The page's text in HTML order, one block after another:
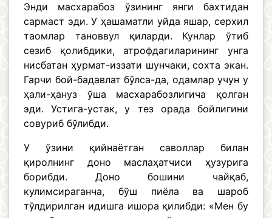
Энди масхарабоз ўзининг янги бахтидан
сармаст эди. У ҳашаматли уйда яшар, серхил
таомлар тановвул қиларди. Кунлар ўтиб
сезиб қолибдики, атрофдагиларининг унга
нисбатан ҳурмат-иззати шунчаки, сохта экан.
Гарчи бой-бадавлат бўлса-да, одамлар учун у
ҳали-ҳануз ўша масхарабозлигича қолган
эди. Устига-устак, у тез орада бойлигини
совуриб бўлибди.
У ўзини қийнаётган саволлар билан
қиролнинг доно маслаҳатчиси ҳузурига
борибди. Доно бошини чайқаб,
кулимсираганча, бўш пиёла ва шароб
тўлдирилган идишга ишора қилибди: «Мен бу